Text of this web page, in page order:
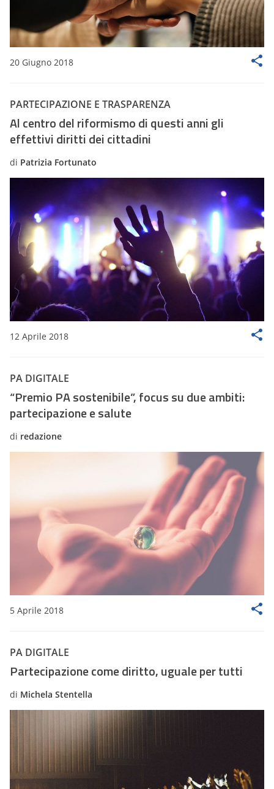
20 Giugno 2018
PARTECIPAZIONE E TRASPARENZA
Al centro del riformismo di questi anni gli
effettivi diritti dei cittadini
di Patrizia Fortunato
12 Aprile 2018
PA DIGITALE
“Premio PA sostenibile”, focus su due ambiti:
partecipazione e salute
di redazione
5 Aprile 2018
PA DIGITALE
Partecipazione come diritto, uguale per tutti
di Michela Stentella